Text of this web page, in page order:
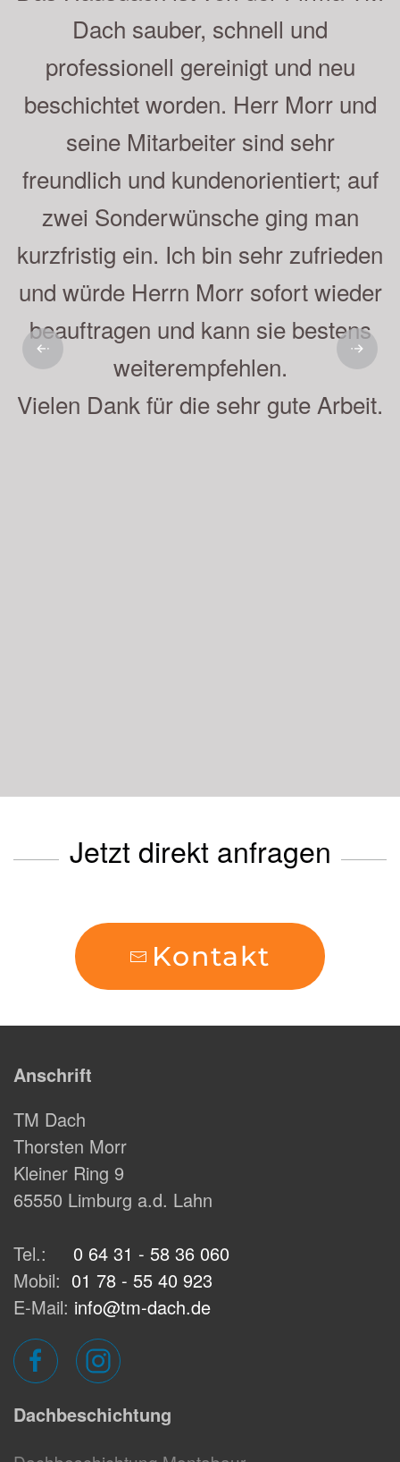
schnelle Ausführung der Arbeiten.
Herr Moor und sein Mitarbeiter sind
empfehlenswert, was wir gern getan
haben. Auch unsere Nachbarn sind
sehr zufrieden. Die Beschichtung ist
nun schon 5 Jahre auf dem Dach
und sieht immer noch sehr gut aus.
Jetzt direkt anfragen
Kontakt
Anschrift
TM Dach
Thorsten Morr
Kleiner Ring 9
65550 Limburg a.d. Lahn
Tel.: 0 64 31 - 58 36 060
Mobil: 01 78 - 55 40 923
E-Mail: info@tm-dach.de
Dachbeschichtung